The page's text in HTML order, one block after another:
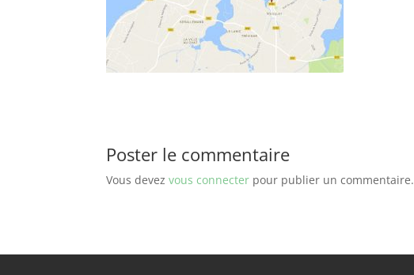
Poster le commentaire
Vous devezvous connecter pour publier un commentaire.